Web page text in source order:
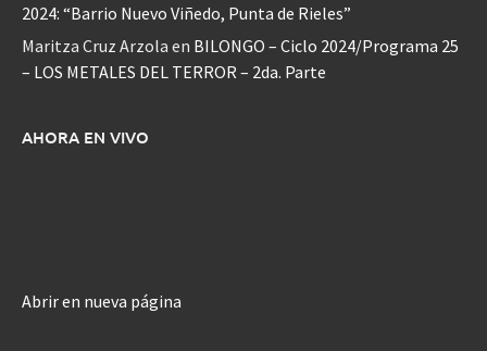
2024: “Barrio Nuevo Viñedo, Punta de Rieles”
Maritza Cruz Arzola en BILONGO – Ciclo 2024/Programa 25
– LOS METALES DEL TERROR – 2da. Parte
AHORA EN VIVO
Abrir en nueva página